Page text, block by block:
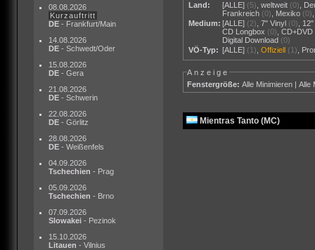
08.08.2026
Kurzauftritt
DE - Frankfurt/Main
14.08.2026
DE - Schwedt/Oder
15.08.2026
DE - Gera
21.08.2026
DE - Schwerin
22.08.2026
DE - Görlitz
28.08.2026
DE - Weißenfels
04.09.2026
Tschechien - Prag
05.09.2026
Tschechien - Brno
07.09.2026
Slowakei - Pezinok
15.10.2026
Litauen - Vilnius
Land:
[ALLE] (5) ,weltweit (0)
Frankreich (0) Mexiko (0)
Medium: [ALLE] (2) ,7" Vinyl (0)
CD Longbox (0) ,CD+DVD
Digital Download (0)
VÖ-Typ: [ALLE] (1) ,Offiziell (1)
Anzeige
Fenstergröße: Alle Minimieren |Alle
Mientras Tanto (MC)